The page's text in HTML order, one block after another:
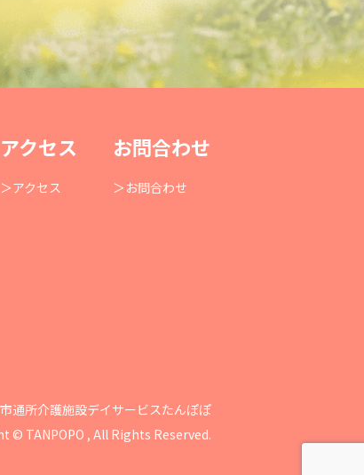
アクセス
アクセス
お問合わせ
お問合わせ
通所介護施設デイサービスたんぽぽ
© TANPOPO , All Rights Reserved.